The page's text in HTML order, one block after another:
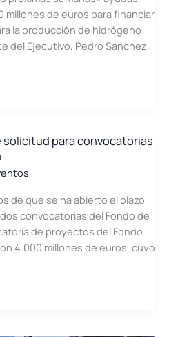
millones de euros para financiar
la producción de hidrógeno
del Ejecutivo, Pedro Sánchez.
solicitud para convocatorias
de que se ha abierto el plazo
convocatorias del Fondo de
de proyectos del Fondo
4.000 millones de euros, cuyo